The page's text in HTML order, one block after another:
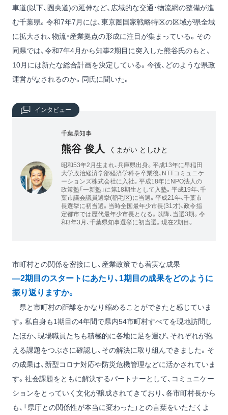
車道(以下、圏央道)の延伸など、広域的な交通・物流網の整備が進
む千葉県。令和7年7月には、東京圏国家戦略特区の区域が県全域
に拡大され、物流・産業拠点の形成に注目が集まっている。その
同県では、令和7年4月から知事2期目に突入した熊谷氏のもと、
10月には新たな総合計画を決定している。今後、どのような県政
運営がなされるのか。同氏に聞いた。
インタビュー
千葉県知事
熊谷 俊人 くまがい としひと
昭和53年2月生まれ、兵庫県出身。平成13年に早稲田
大学政治経済学部経済学科を卒業後、NTTコミュニケ
ーションズ株式会社に入社。平成18年にNPO法人の
政策塾「一新塾」に第18期生として入塾。平成19年、千
葉市議会議員選挙(稲毛区)に当選。平成21年、千葉市
長選挙に初当選。当時全国最年少市長(31才)、政令指
定都市では歴代最年少市長となる。以降、当選3期。令
和3年3月、千葉県知事選挙に初当選。現在2期目。
市町村との関係を密接にし、産業政策でも着実な成果
―2期目のスタートにあたり、1期目の成果をどのように
振り返りますか。
県と市町村の距離をかなり縮めることができたと感じていま
す。私自身も1期目の4年間で県内54市町村すべてを現地訪問し
たほか、現場職員たちも積極的に各地に足を運び、それぞれが抱
える課題をつぶさに確認し、その解決に取り組んできました。そ
の成果は、新型コロナ対応や防災危機管理などに活かされていま
す。社会課題をともに解決するパートナーとして、コミュニケー
ションをとっていく文化が醸成されてきており、各市町村長から
も、「県庁との関係性が本当に変わった」との言葉をいただくよ